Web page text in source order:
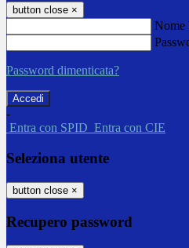
button close ×
Nome
Password dimenticata?
-
Entra con SPID Entra con CIE
Seleziona utente
button close ×
Recupero password